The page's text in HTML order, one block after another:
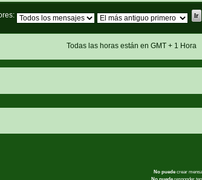
Todas las horas están en GMT + 1 Hora
No puedecrear